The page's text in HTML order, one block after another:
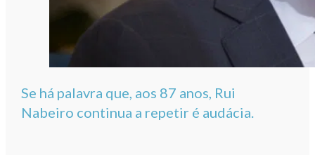
Se há palavra que, aos 87 anos, Rui
Nabeiro continua a repetir é audácia.